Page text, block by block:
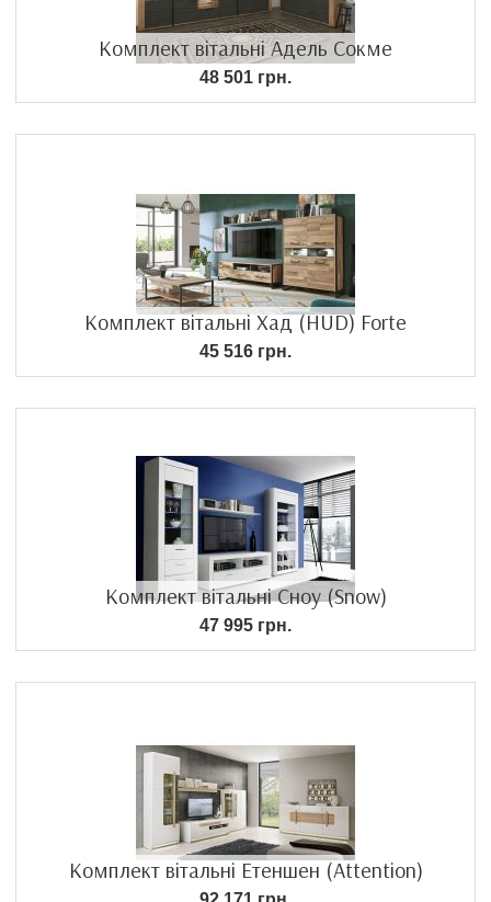
Комплект вітальні Адель Сокме
48 501 грн.
Комплект вітальні Хад (HUD) Forte
45 516 грн.
Комплект вітальні Сноу (Snow)
47 995 грн.
Комплект вітальні Етеншен (Attention)